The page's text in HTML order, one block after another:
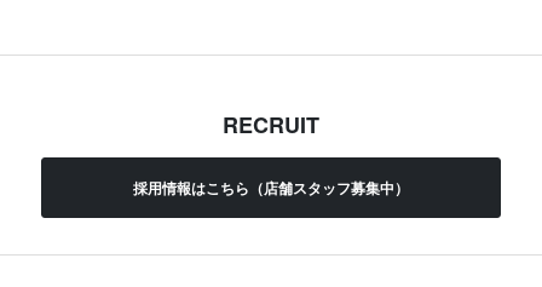
RECRUIT
採用情報はこちら（店舗スタッフ募集中）